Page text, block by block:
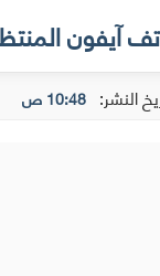
آيفون
النشر: 10:48 ص